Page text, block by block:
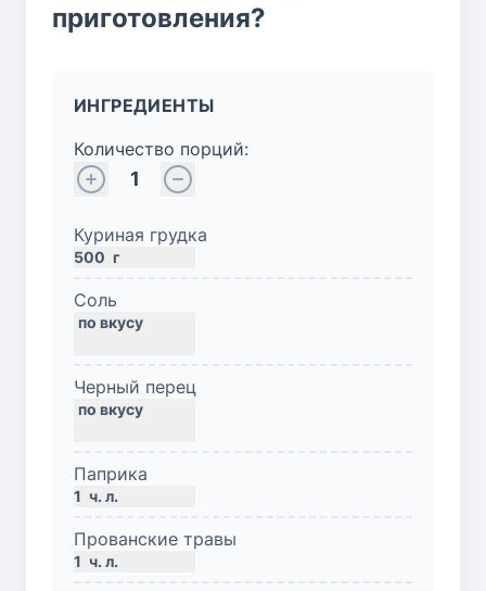
приготовления?
ИНГРЕДИЕНТЫ
Количество порций:
1
Куриная грудка
500 г
Соль
Черный перец
Паприка
1 ч. л.
Прованские травы
1 ч. л.